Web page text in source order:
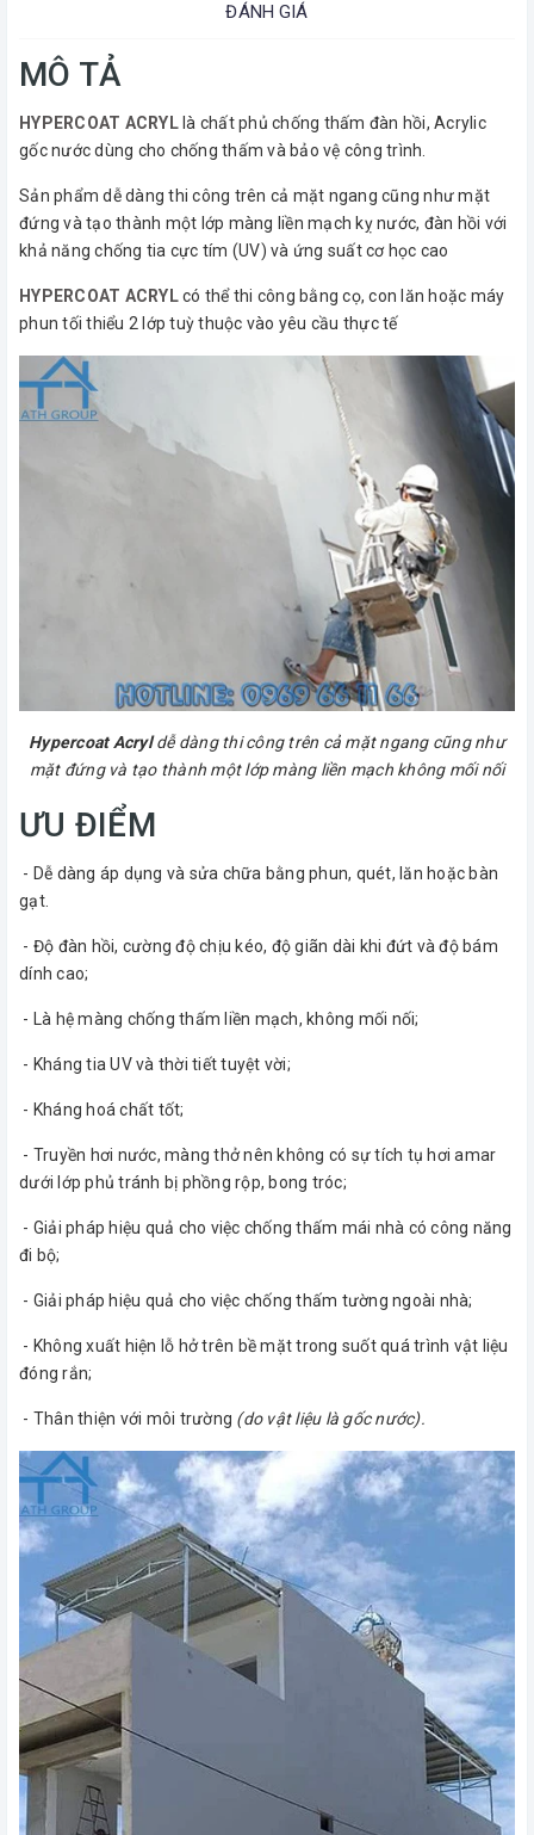
ĐÁNH GIÁ
MÔ TẢ
HYPERCOAT ACRYLlà chất phủ chống thấm đàn hồi, Acrylic
gốc nước dùng cho chống thấm và bảo vệ công trình.
Sản phẩm dễ dàng thi công trên cả mặt ngang cũng như mặt
đứng và tạo thành một lớp màng liền mạch kỵ nước, đàn hồi với
khả năng chống tia cực tím (UV) và ứng suất cơ học cao
HYPERCOAT ACRYLcó thể thi công bằng cọ, con lăn hoặc máy
phun tối thiểu 2 lớp tuỳ thuộc vào yêu cầu thực tế
Hypercoat Acryldễ dàng thi công trên cả mặt ngang cũng như
mặt đứng và tạo thành một lớp màng liền mạch không mối nối
ƯU ĐIỂM
- Dễ dàng áp dụng và sửa chữa bằng phun, quét, lăn hoặc bàn
gạt.
- Độ đàn hồi, cường độ chịu kéo, độ giãn dài khi đứt và độ bám
dính cao;
- Là hệ màng chống thấm liền mạch, không mối nối;
- Kháng tia UV và thời tiết tuyệt vời;
- Kháng hoá chất tốt;
- Truyền hơi nước, màng thở nên không có sự tích tụ hơi amar
dưới lớp phủ tránh bị phồng rộp, bong tróc;
- Giải pháp hiệu quả cho việc chống thấm mái nhà có công năng
đi bộ;
- Giải pháp hiệu quả cho việc chống thấm tường ngoài nhà;
- Không xuất hiện lỗ hở trên bề mặt trong suốt quá trình vật liệu
đóng rắn;
- Thân thiện với môi trường (do vật liệu là gốc nước).